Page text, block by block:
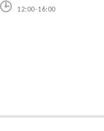
12:00-16:00